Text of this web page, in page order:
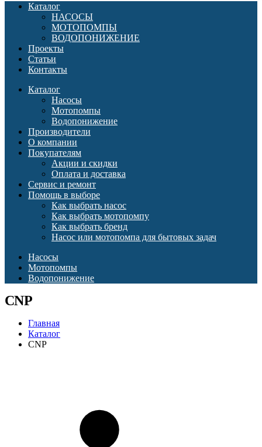
Каталог
НАСОСЫ
МОТОПОМПЫ
ВОДОПОНИЖЕНИЕ
Проекты
Статьи
Контакты
Каталог
Насосы
Мотопомпы
Водопонижение
Производители
О компании
Покупателям
Акции и скидки
Оплата и доставка
Сервис и ремонт
Помощь в выборе
Как выбрать насос
Как выбрать мотопомпу
Как выбрать бренд
Насос или мотопомпа для бытовых задач
Насосы
Мотопомпы
Водопонижение
CNP
Главная
Каталог
CNP